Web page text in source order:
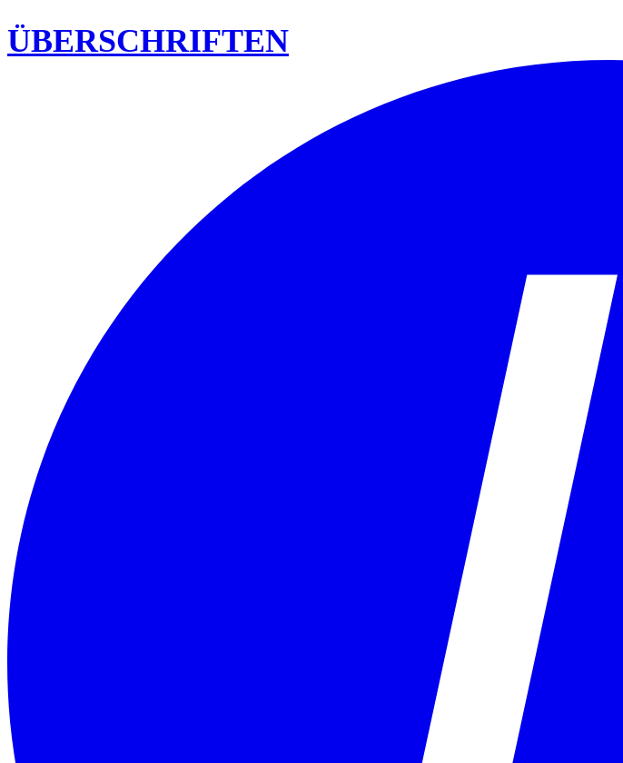
ÜBERSCHRIFTEN